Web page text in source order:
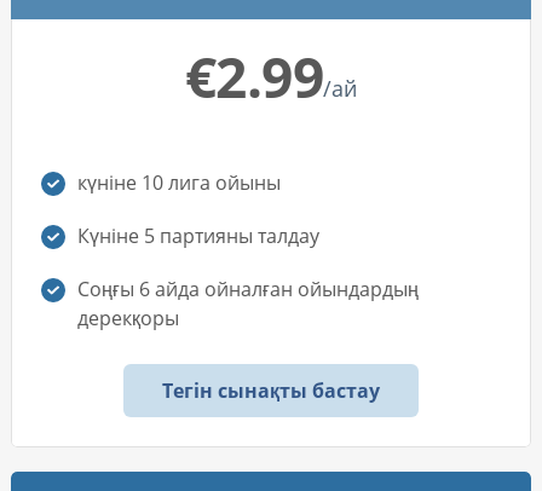
€2.99/ай
күніне 10 лига ойыны
Күніне 5 партияны талдау
Соңғы 6 айда ойналған ойындардың
дерекқоры
Тегін сынақты бастау